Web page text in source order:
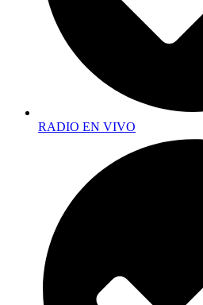
RADIO EN VIVO